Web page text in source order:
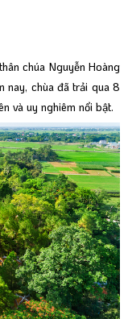
chúa Nguyễn Hoàng
nay, chùa đã trải qua 8
và uy nghiêm nổi bật.